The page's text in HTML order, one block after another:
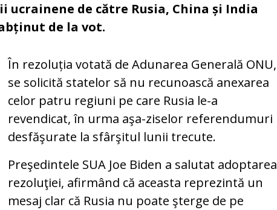
de către Rusia, China și India
de la vot.
În rezoluția votată de Adunarea Generală ONU,
se solicită statelor să nu recunoască anexarea
celor patru regiuni pe care Rusia le-a
revendicat, în urma aşa-ziselor referendumuri
desfăşurate la sfârşitul lunii trecute.
Preşedintele SUA Joe Biden a salutat adoptarea
rezoluţiei, afirmând că aceasta reprezintă un
mesaj clar că Rusia nu poate şterge de pe